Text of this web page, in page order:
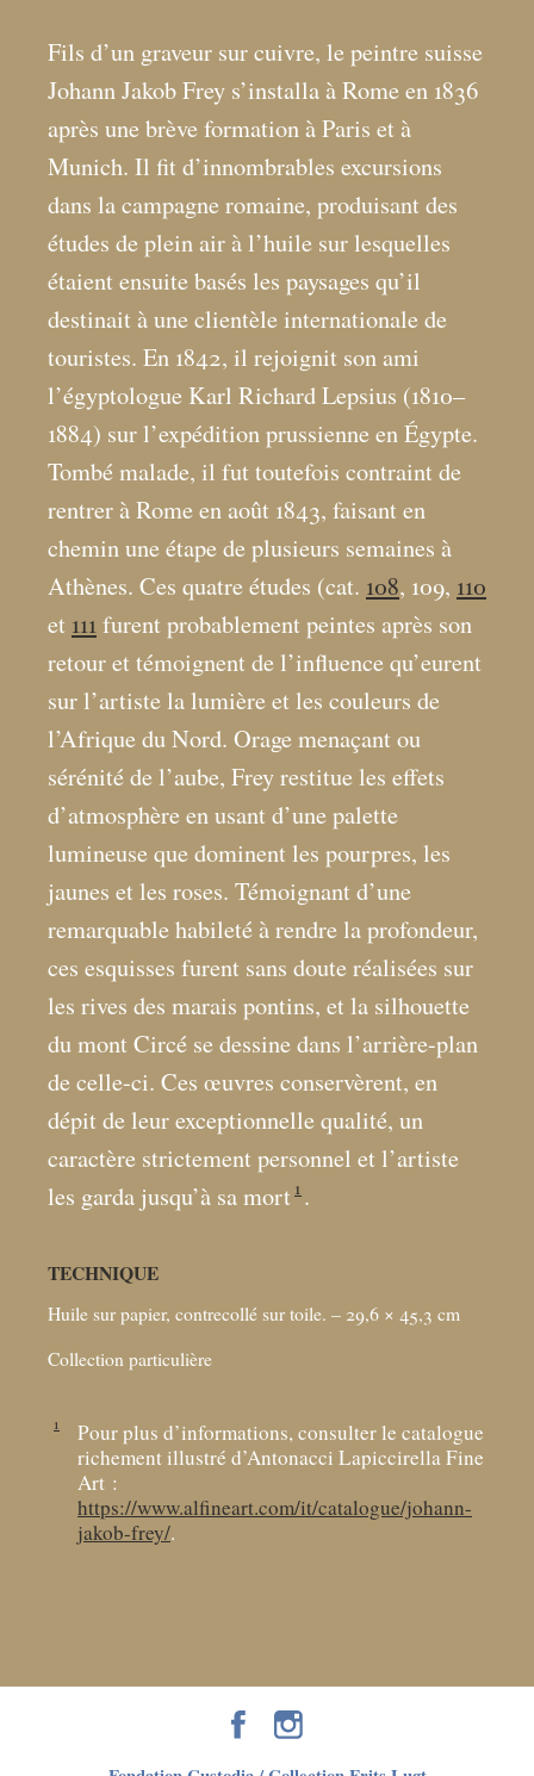
Fils d’un graveur sur cuivre, le peintre suisse
Johann Jakob Frey s’installa à Rome en 1836
après une brève formation à Paris et à
Munich. Il fit d’innombrables excursions
dans la campagne romaine, produisant des
études de plein air à l’huile sur lesquelles
étaient ensuite basés les paysages qu’il
destinait à une clientèle internationale de
touristes. En 1842, il rejoignit son ami
l’égyptologue Karl Richard Lepsius (1810–
1884) sur l’expédition prussienne en Égypte.
Tombé malade, il fut toutefois contraint de
rentrer à Rome en août 1843, faisant en
chemin une étape de plusieurs semaines à
Athènes. Ces quatre études (cat. 108, 109, 110
et 111furent probablement peintes après son
retour et témoignent de l’influence qu’eurent
sur l’artiste la lumière et les couleurs de
l’Afrique du Nord. Orage menaçant ou
sérénité de l’aube, Frey restitue les effets
d’atmosphère en usant d’une palette
lumineuse que dominent les pourpres, les
jaunes et les roses. Témoignant d’une
remarquable habileté à rendre la profondeur,
ces esquisses furent sans doute réalisées sur
les rives des marais pontins, et la silhouette
du mont Circé se dessine dans l’arrière-plan
de celle-ci. Ces œuvres conservèrent, en
dépit de leur exceptionnelle qualité, un
caractère strictement personnel et l’artiste
les garda jusqu’à sa mort 1 .
TECHNIQUE
Huile sur papier, contrecollé sur toile. – 29,6 × 45,3 cm
Collection particulière
1
Pour plus d’informations, consulter le catalogue
richement illustré d’Antonacci Lapiccirella Fine
Art :
https://www.alfineart.com/it/catalogue/johann-
jakob-frey/.